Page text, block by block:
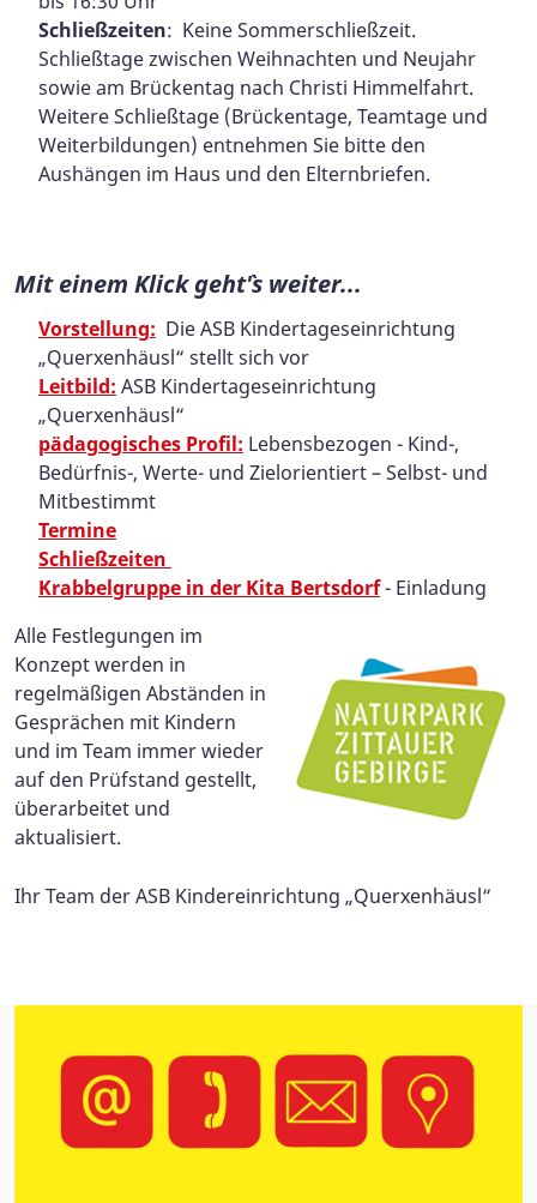
Schließzeiten: Keine Sommerschließzeit.
Schließtage zwischen Weihnachten und Neujahr
sowie am Brückentag nach Christi Himmelfahrt.
Weitere Schließtage (Brückentage, Teamtage und
Weiterbildungen) entnehmen Sie bitte den
Aushängen im Haus und den Elternbriefen.
Mit einem Klick geht`'s weiter...
Vorstellung: Die ASB Kindertageseinrichtung
„Querxenhäusl“ stellt sich vor
Leitbild: ASB Kindertageseinrichtung
„Querxenhäusl“
pädagogisches Profil: Lebensbezogen - Kind-,
Bedürfnis-, Werte- und Zielorientiert – Selbst- und
Mitbestimmt
Termine
Schließzeiten
Krabbelgruppe in der Kita Bertsdorf- Einladung
Alle Festlegungen im
Konzept werden in
regelmäßigen Abständen in
Gesprächen mit Kindern
und im Team immer wieder
auf den Prüfstand gestellt,
überarbeitet und
aktualisiert.
Ihr Team der ASB Kindereinrichtung „Querxenhäusl“